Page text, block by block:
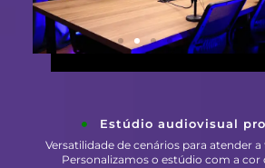
Estúdio audiovisual
Versatilidade de cenários para atender
Personalizamos o estúdio com a cor